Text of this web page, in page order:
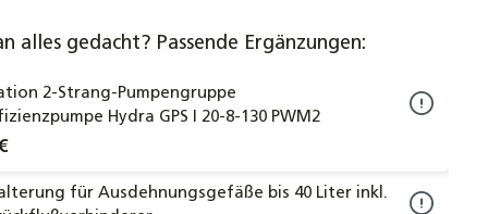
alles gedacht? Passende Ergänzungen:
2-Strang-Pumpengruppe
Hydra GPS I 20-8-130 PWM2
für Ausdehnungsgefäße bis 40 Liter inkl.